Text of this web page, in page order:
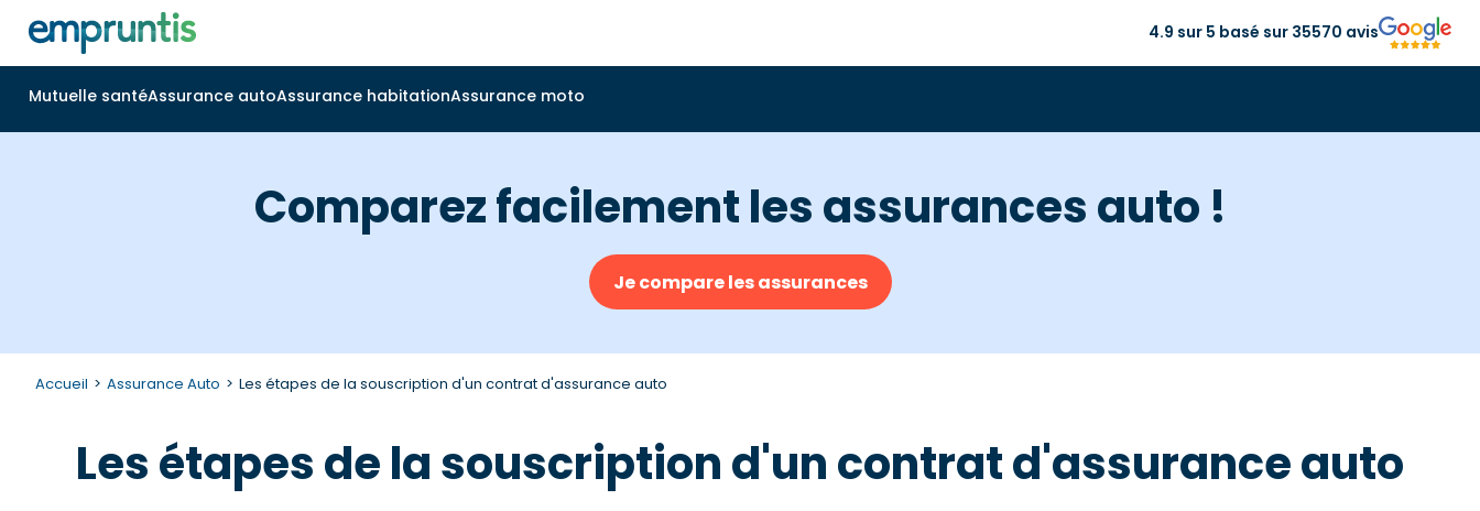
4.9 sur 5 basé sur 35570 avis
Mutuelle santéAssurance autoAssurance habitationAssurance moto
Comparez facilement les assurances auto !
Je compare les assurances
Accueil Assurance Auto Les étapes de la souscription d'un contrat d'assurance auto
Les étapes de la souscription d'un contrat d'assurance auto